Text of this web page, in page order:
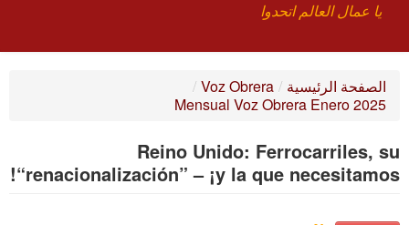
يا عمال العالم اتحدوا
من نحن؟
بحث
الصفحة الرئيسية /
Voz Obrera
/
Mensual Voz Obrera Enero 2025
Reino Unido: Ferrocarriles, su
“renacionalización” – ¡y la que necesitamos!